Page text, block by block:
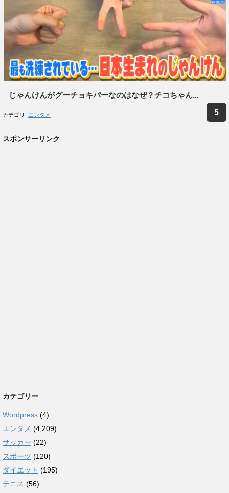
じゃんけんがグーチョキパーなのはなぜ？チコちゃん...
カテゴリ: エンタメ
スポンサーリンク
カテゴリー
Wordpress (4)
エンタメ (4,209)
サッカー (22)
スポーツ (120)
ダイエット (195)
テニス (56)